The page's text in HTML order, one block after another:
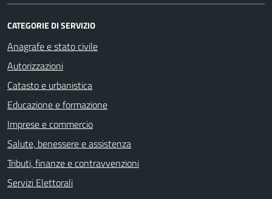
CATEGORIE DI SERVIZIO
Anagrafe e stato civile
Autorizzazioni
Catasto e urbanistica
Educazione e formazione
Imprese e commercio
Salute, benessere e assistenza
Tributi, finanze e contravvenzioni
Servizi Elettorali